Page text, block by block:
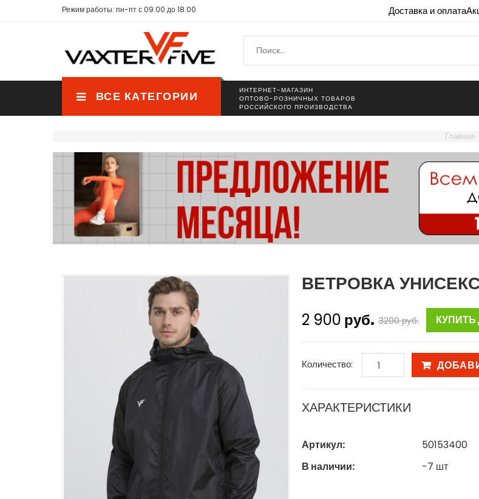
Режим работы: пн-пт с 09.00 до 18.00 Доставка и оплата
ВСЕ КАТЕГОРИИ
ИНТЕРНЕТ-МАГАЗИН
ОПТОВО-РОЗНИЧНЫХ ТОВАРОВ
РОССИЙСКОГО ПРОИЗВОДСТВА
Главная
ВЕТРОВКА УНИСЕКС
2 900 руб. 3200руб.
Количество:
ХАРАКТЕРИСТИКИ
Артикул:
50153400
В наличии:
-7 шт